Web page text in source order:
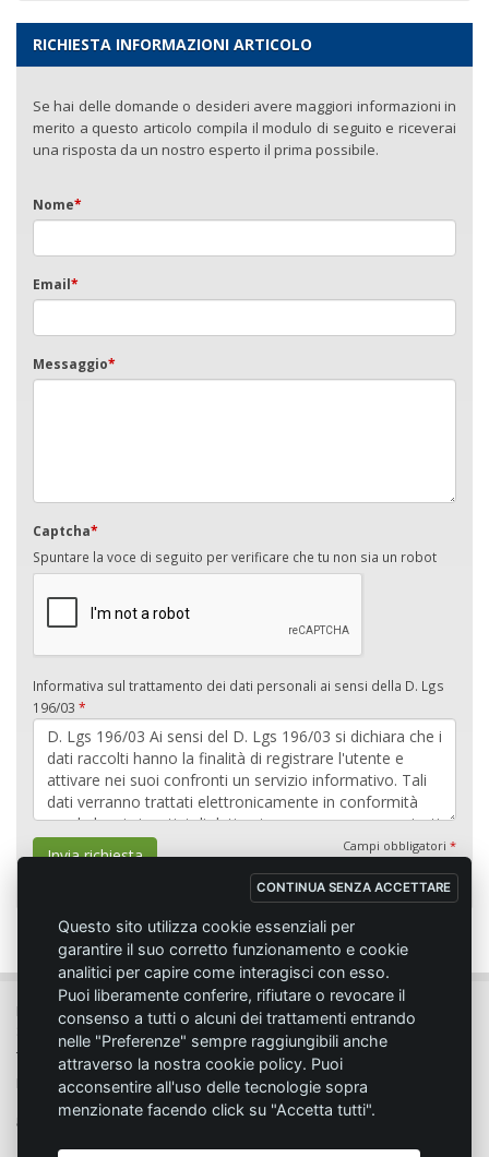
RICHIESTA INFORMAZIONI ARTICOLO
Se hai delle domande o desideri avere maggiori informazioni in
merito a questo articolo compila il modulo di seguito e riceverai
una risposta da un nostro esperto il prima possibile.
Nome*
Email*
Messaggio*
Captcha*
Spuntare la voce di seguito per verificare che tu non sia un robot
Informativa sul trattamento dei dati personali ai sensi della D. Lgs
196/03 *
Invia richiesta Campi obbligatori *
CONTINUA SENZA ACCETTARE
Questo sito utilizza cookie essenziali per
garantire il suo corretto funzionamento e cookie
analitici per capire come interagisci con esso.
Puoi liberamente conferire, rifiutare o revocare il
consenso a tutti o alcuni dei trattamenti entrando
nelle "Preferenze" sempre raggiungibili anche
attraverso la nostra cookie policy. Puoi
acconsentire all'uso delle tecnologie sopra
menzionate facendo click su "Accetta tutti".
MC SPORT MARKET LODI - Via del Lavoro, 14 - 26817 SAN MARTINO IN
STRADA (LO)
Tel. 0371.432774 - Fax 0371.432775 - Email:info@emmecisport.com
P.IVA 06749350150 - Iscriz. Trib. Lodi n° 4287 - C.C.I.A.A. n° 1122943